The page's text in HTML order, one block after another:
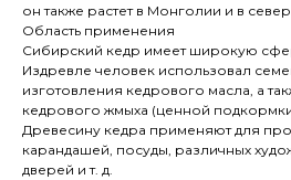
он также растет в Монголии и в
Область применения
Сибирский кедр имеет широкую
Издревле человек использовал
изготовления кедрового масла, а
кедрового жмыха (ценной подкормки
Древесину кедра применяют для
карандашей, посуды, различных
дверей и т. д.